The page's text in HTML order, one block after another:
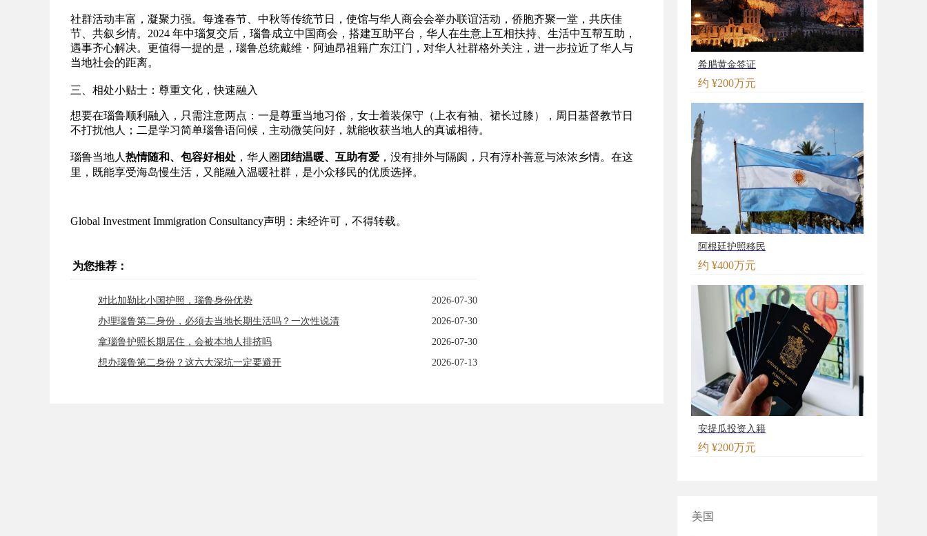
社群活动丰富，凝聚力强。每逢春节、中秋等传统节日，使馆与华人商会会举办联谊活动，侨胞齐聚一堂，共庆佳
节、共叙乡情。2024 年中瑙复交后，瑙鲁成立中国商会，搭建互助平台，华人在生意上互相扶持、生活中互帮互助，
遇事齐心解决。更值得一提的是，瑙鲁总统戴维・阿迪昂祖籍广东江门，对华人社群格外关注，进一步拉近了华人与
当地社会的距离。
三、相处小贴士：尊重文化，快速融入
想要在瑙鲁顺利融入，只需注意两点：一是尊重当地习俗，女士着装保守（上衣有袖、裙长过膝），周日基督教节日
不打扰他人；二是学习简单瑙鲁语问候，主动微笑问好，就能收获当地人的真诚相待。
瑙鲁当地人 热情随和、包容好相处 ，华人圈 团结温暖、互助有爱 ，没有排外与隔阂，只有淳朴善意与浓浓乡情。在这
里，既能享受海岛慢生活，又能融入温暖社群，是小众移民的优质选择。
Global Investment Immigration Consultancy声明：未经许可，不得转载。
为您推荐：
对比加勒比小国护照，瑙鲁身份优势
2026-07-30
办理瑙鲁第二身份，必须去当地长期生活吗？一次性说清
2026-07-30
拿瑙鲁护照长期居住，会被本地人排挤吗
2026-07-30
想办瑙鲁第二身份？这六大深坑一定要避开
2026-07-13
希腊黄金签证
约 ¥200万元
阿根廷护照移民
约 ¥400万元
安提瓜投资入籍
约 ¥200万元
美国